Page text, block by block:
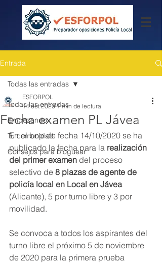
Entrada
Todas las entradas
Empezando
Tu comunidad
Consejos para bloguear
Todas las entradas
Fecha examen PL Jávea
ESFORPOL
14 oct 2020 1 min de lectura
En el bop de fecha 14/10/2020 se ha
publicado la fecha para la realización
del primer examen del proceso
selectivo de 8 plazas de agente de
policía local en Local en Jávea
(Alicante), 5 por turno libre y 3 por
movilidad.
Se convoca a todos los aspirantes del
turno libre el próximo 5 de noviembre
de 2020 para la primera prueba